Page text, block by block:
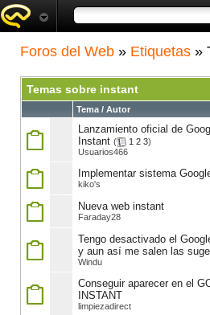
Foros del Web » Etiquetas »
Temas sobre instant
Tema / Autor
Lanzamiento oficial de
Instant ( 1 2 3)
Usuarios466
Implementar sistema
kiko's
Nueva web instant
Faraday28
Tengo desactivado el
y aun así me salen las
Windu
Conseguir aparecer en el
INSTANT
limpiezadirect